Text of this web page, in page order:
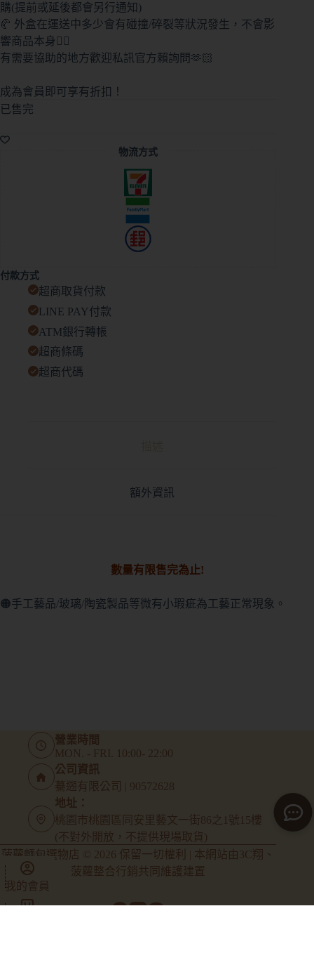
購(提前或延後都會另行通知)
🥐 外盒在運送中多少會有碰撞/碎裂等狀況發生，不會影
響商品本身🙇‍♀️
有需要協助的地方歡迎私訊官方賴詢問🫶🏻
成為會員即可享有折扣！
已售完
物流方式
付款方式
超商取貨付款
LINE PAY付款
ATM銀行轉帳
超商條碼
超商代碼
額外資訊
數量有限售完為止!
🟠手工藝品/玻璃/陶瓷製品等微有小瑕疵為工藝正常現象。
營業時間
MON. - FRI. 10:00- 22:00
公司資訊
驀遡有限公司 | 90572628
地址：
桃園市桃園區同安里藝文一街86之1號15樓
(不對外開放，不提供現場取貨)
菠蘿麵包選物店 © 2026 保留一切權利 | 本網站由 3C翔
、
菠蘿整合行銷 共同維護建置
我的會員